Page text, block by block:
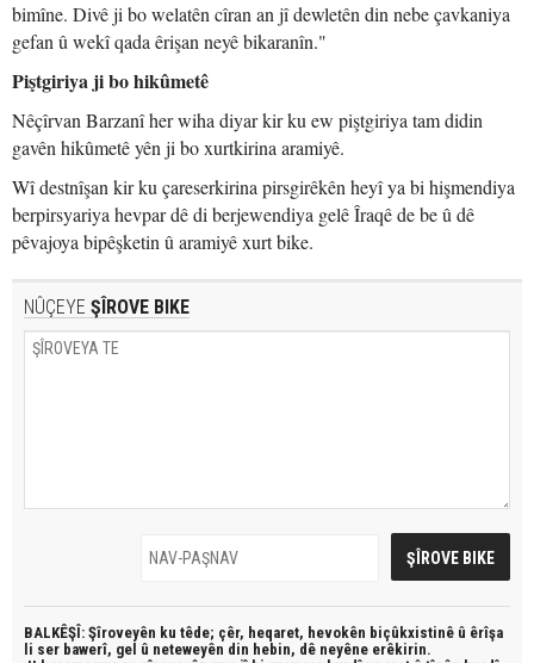
bimîne. Divê ji bo welatên cîran an jî dewletên din nebe çavkaniya
gefan û wekî qada êrişan neyê bikaranîn."
Piştgiriya ji bo hikûmetê
Nêçîrvan Barzanî her wiha diyar kir ku ew piştgiriya tam didin
gavên hikûmetê yên ji bo xurtkirina aramiyê.
Wî destnîşan kir ku çareserkirina pirsgirêkên heyî ya bi hişmendiya
berpirsyariya hevpar dê di berjewendiya gelê Îraqê de be û dê
pêvajoya bipêşketin û aramiyê xurt bike.
NÛÇEYE ŞÎROVE BIKE
BALKÊŞÎ: Şîroveyên ku têde; çêr, heqaret, hevokên biçûkxistinê û êrîşa
li ser bawerî, gel û neteweyên din hebin, dê neyêne erêkirin.